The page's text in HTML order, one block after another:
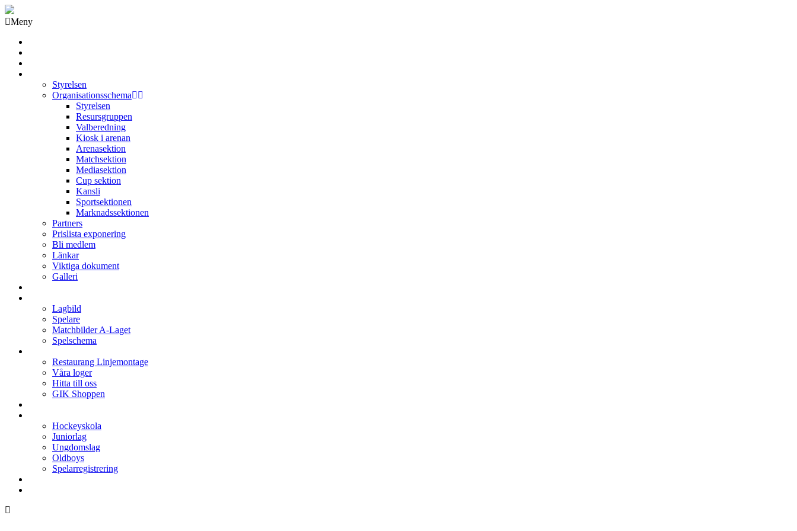
Meny
Styrelsen
Organisationsschema
Styrelsen
Resursgruppen
Valberedning
Kiosk i arenan
Arenasektion
Matchsektion
Mediasektion
Cup sektion
Kansli
Sportsektionen
Marknadssektionen
Partners
Prislista exponering
Bli medlem
Länkar
Viktiga dokument
Galleri
Lagbild
Spelare
Matchbilder A-Laget
Spelschema
Restaurang Linjemontage
Våra loger
Hitta till oss
GIK Shoppen
Hockeyskola
Juniorlag
Ungdomslag
Oldboys
Spelarregistrering